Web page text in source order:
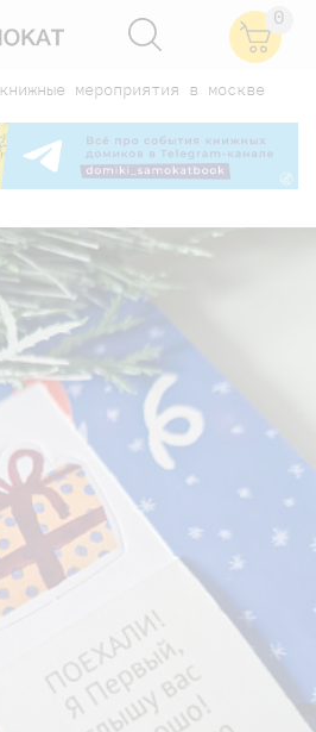
0
книжные мероприятия в москве